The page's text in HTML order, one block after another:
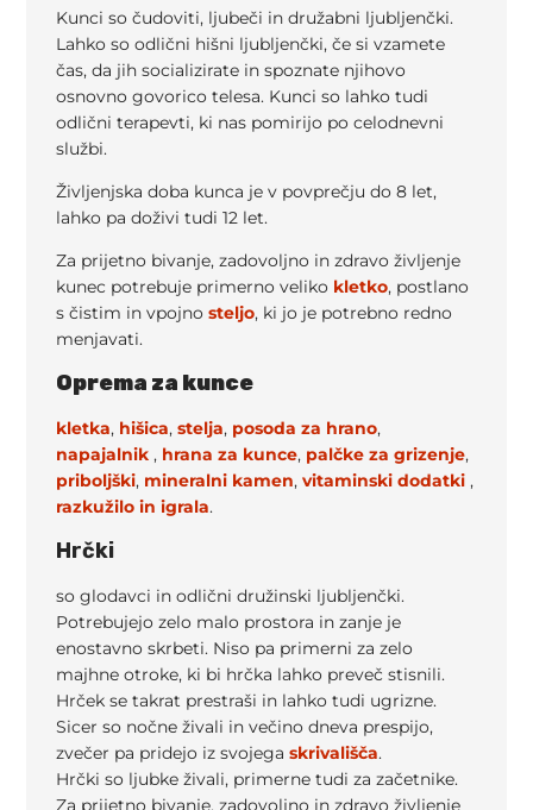
Kunci so čudoviti, ljubeči in družabni ljubljenčki.
Lahko so odlični hišni ljubljenčki, če si vzamete
čas, da jih socializirate in spoznate njihovo
osnovno govorico telesa. Kunci so lahko tudi
odlični terapevti, ki nas pomirijo po celodnevni
službi.
Življenjska doba kunca je v povprečju do 8 let,
lahko pa doživi tudi 12 let.
Za prijetno bivanje, zadovoljno in zdravo življenje
kunec potrebuje primerno veliko kletko, postlano
s čistim in vpojnosteljo, ki jo je potrebno redno
menjavati.
Oprema za kunce
kletka, hišica,stelja, posoda za hrano,
napajalnik , hrana za kunce, palčke za grizenje,
priboljški, mineralni kamen,vitaminski dodatki ,
razkužilo in igrala.
Hrčki
so glodavci in odlični družinski ljubljenčki.
Potrebujejo zelo malo prostora in zanje je
enostavno skrbeti. Niso pa primerni za zelo
majhne otroke, ki bi hrčka lahko preveč stisnili.
Hrček se takrat prestraši in lahko tudi ugrizne.
Sicer so nočne živali in večino dneva prespijo,
zvečer pa pridejo iz svojegaskrivališča.
Hrčki so ljubke živali, primerne tudi za začetnike.
Za prijetno bivanje, zadovoljno in zdravo življenje